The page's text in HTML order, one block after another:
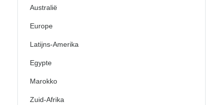
Australië
Europe
Latijns-Amerika
Egypte
Marokko
Zuid-Afrika